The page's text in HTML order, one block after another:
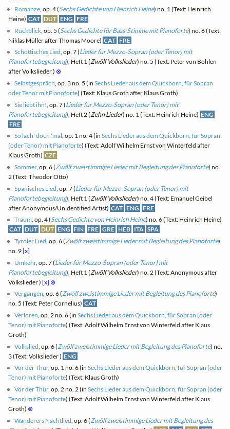
Romanze , op. 4 (Sechs Gedichte von Heinrich Heine) no. 1 (Text: Heinrich
Heine) CAT DUT ENG FRE
Rückblick , op. 5 (Sechs Gedichte für Bass-Stimme mit Pianoforte) no. 6 (Text:
Niklas Müller after Thomas Moore) CAT FRE
Schottisches Lied, op. 7 (Lieder für Mezzo-Sopran (oder Tenor) mit
Pianofortebegleitung), Heft 1 (Zwölf Volkslieder) no. 5 (Text: Peter von Bohlen
after Volkslieder ) ⊗
Selbstgespräch , op. 3 no. 5 (inSechs Lieder aus dem Quickborn, für Sopran
oder Tenor mit Pianoforte) (Text: Klaus Groth after Klaus Groth)
Sie liebt ihn! , op. 7 (Lieder für Mezzo-Sopran (oder Tenor) mit
Pianofortebegleitung), Heft 2 (Zehn Lieder) no. 1 (Text: Heinrich Heine) ENG
FRE
So lach' doch 'mal, op. 1 no. 4 (inSechs Lieder aus dem Quickborn, für Sopran
(oder Tenor) mit Pianoforte) (Text: Adolf Wilhelm Ernst von Winterfeld after
Klaus Groth) CZE
Sommer, op. 6 (Zwölf zweistimmige Lieder mit Begleitung des Pianoforte) no.
2 (Text: Theodor Otto)
Spanisches Lied , op. 7 (Lieder für Mezzo-Sopran (oder Tenor) mit
Pianofortebegleitung), Heft 1 (Zwölf Volkslieder) no. 4 (Text: Emanuel Geibel
after Anonymous/Unidentified Artist) CAT ENG FRE
Traum, op. 4 (Sechs Gedichte von Heinrich Heine) no. 6 (Text: Heinrich Heine)
CAT DUT DUT ENG FIN FRE GRE HEB ITA SPA
Tyroler Lied , op. 6 (Zwölf zweistimmige Lieder mit Begleitung des Pianoforte)
no. 9[x]
Umkehr, op. 7 (Lieder für Mezzo-Sopran (oder Tenor) mit
Pianofortebegleitung), Heft 1 (Zwölf Volkslieder) no. 2 (Text: Anonymous after
Volkslieder )[x] ⊗
Vergangen, op. 6 (Zwölf zweistimmige Lieder mit Begleitung des Pianoforte)
no. 5 (Text: Peter Cornelius) CAT
Verloren , op. 2 no. 6 (inSechs Lieder aus dem Quickborn, für Sopran (oder
Tenor) mit Pianoforte) (Text: Adolf Wilhelm Ernst von Winterfeld after Klaus
Groth)
Volkslied , op. 6 (Zwölf zweistimmige Lieder mit Begleitung des Pianoforte) no.
3 (Text: Volkslieder ) ENG
Vor der Thür, op. 1 no. 6 (inSechs Lieder aus dem Quickborn, für Sopran (oder
Tenor) mit Pianoforte) (Text: Klaus Groth)
Vor der Thür, op. 2 no. 2 (inSechs Lieder aus dem Quickborn, für Sopran (oder
Tenor) mit Pianoforte) (Text: Adolf Wilhelm Ernst von Winterfeld after Klaus
Groth) ⊗
Wanderers Nachtlied , op. 6 (Zwölf zweistimmige Lieder mit Begleitung des